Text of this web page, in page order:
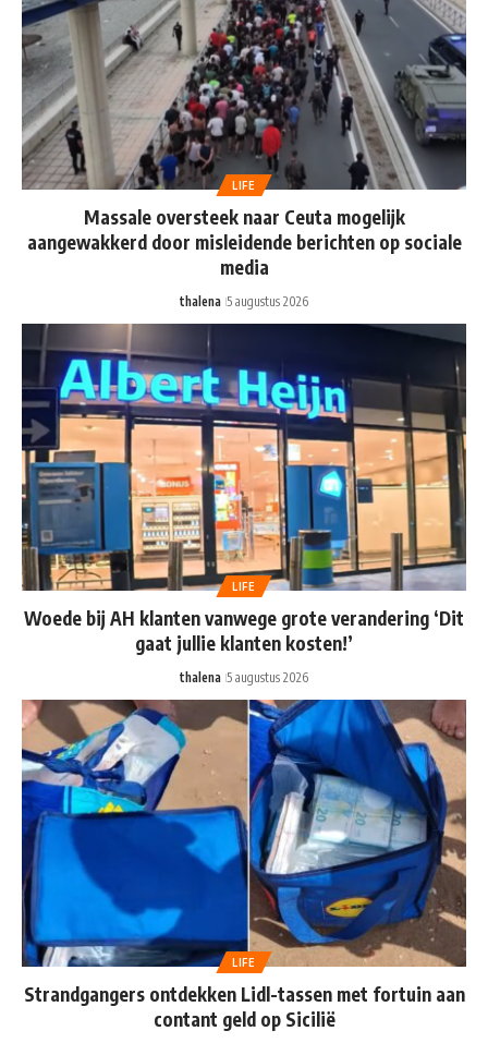
LIFE
Massale oversteek naar Ceuta mogelijk
aangewakkerd door misleidende berichten op sociale
media
thalena 5 augustus 2026
LIFE
Woede bij AH klanten vanwege grote verandering ‘Dit
gaat jullie klanten kosten!’
thalena 5 augustus 2026
LIFE
Strandgangers ontdekken Lidl-tassen met fortuin aan
contant geld op Sicilië